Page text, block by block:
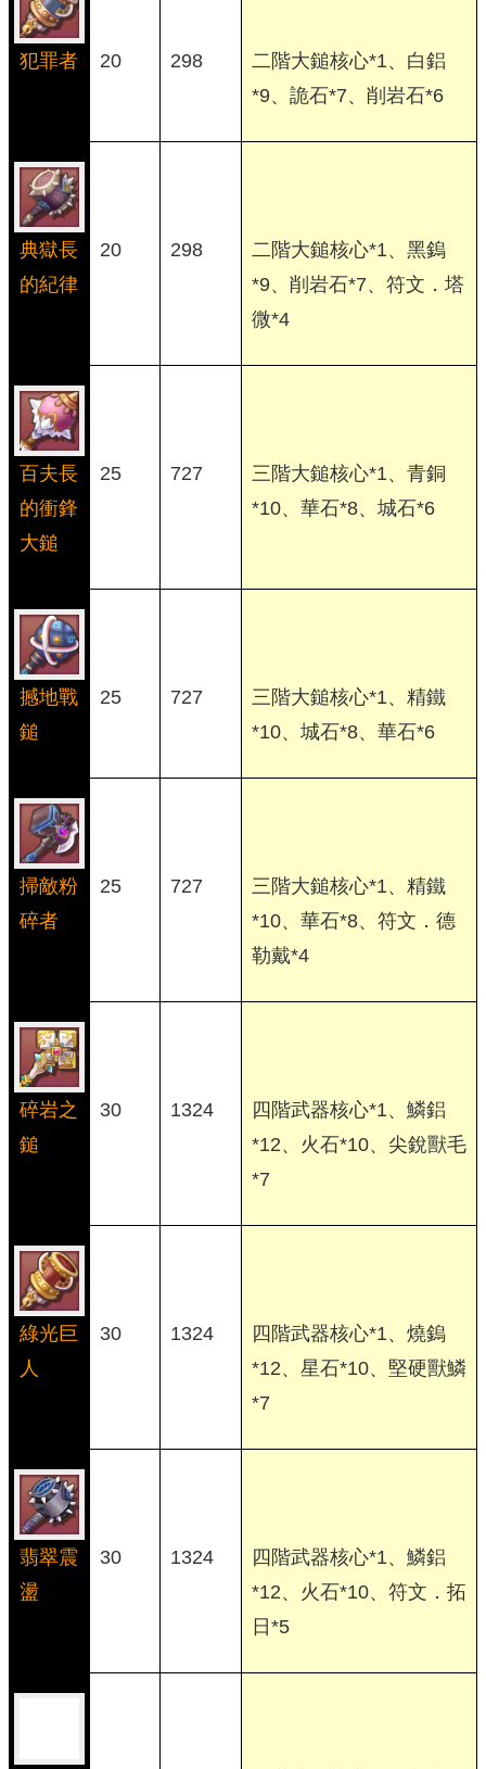
犯罪者 20 298
二階大鎚核心*1、白鋁
*9、詭石*7、削岩石*6
典獄長
的紀律
20 298
二階大鎚核心*1、黑鎢
*9、削岩石*7、符文．塔
微*4
百夫長
的衝鋒
大鎚
25 727
三階大鎚核心*1、青銅
*10、華石*8、城石*6
撼地戰
鎚
25 727
三階大鎚核心*1、精鐵
*10、城石*8、華石*6
掃敵粉
碎者
25 727
三階大鎚核心*1、精鐵
*10、華石*8、符文．德
勒戴*4
碎岩之
鎚
30 1324
四階武器核心*1、鱗鋁
*12、火石*10、尖銳獸毛
*7
綠光巨
人
30 1324
四階武器核心*1、燒鎢
*12、星石*10、堅硬獸鱗
*7
翡翠震
盪
30 1324
四階武器核心*1、鱗鋁
*12、火石*10、符文．拓
日*5